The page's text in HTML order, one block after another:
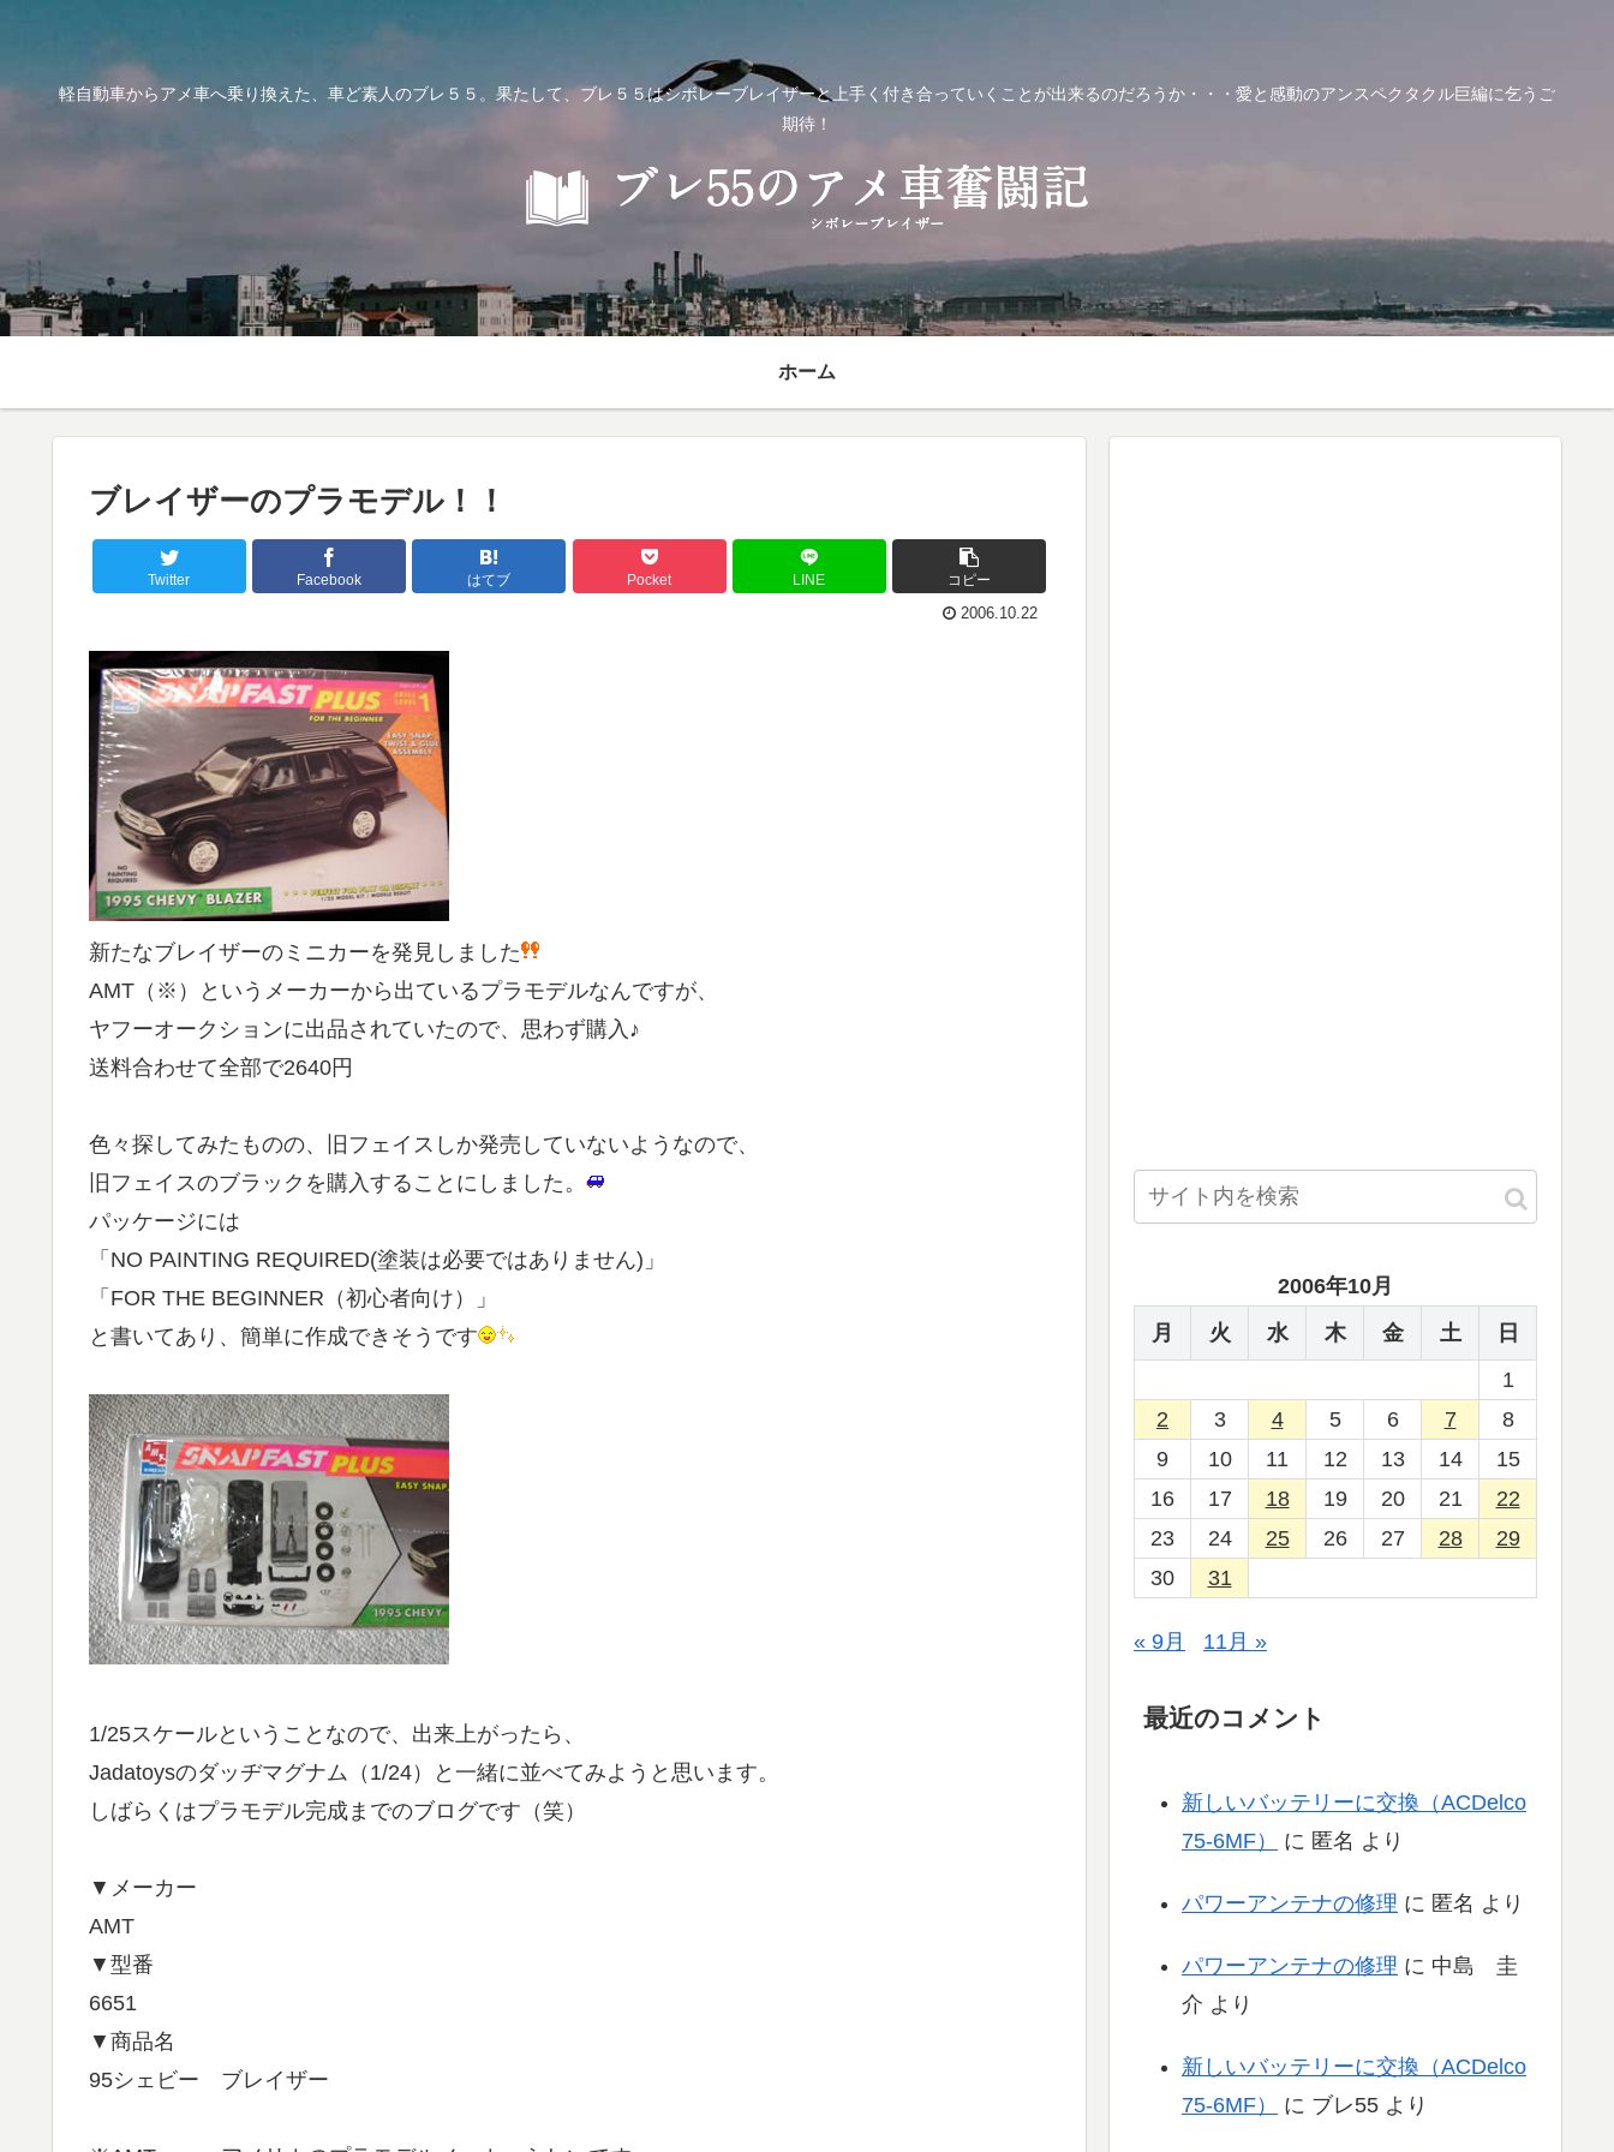
軽自動車からアメ車へ乗り換えた、車ど素人のブレ５５。果たして、ブレ５５はシボレーブレイザーと上手く付き合っていくことが出来るのだろうか・・・愛と感動のアンスペクタクル巨編に乞うご
期待！
ホーム
ブレイザーのプラモデル！！
Twitter Facebook はてブ Pocket LINE コピー
2006.10.22
新たなブレイザーのミニカーを発見しました
AMT（※）というメーカーから出ているプラモデルなんですが、
ヤフーオークションに出品されていたので、思わず購入♪
送料合わせて全部で2640円
色々探してみたものの、旧フェイスしか発売していないようなので、
旧フェイスのブラックを購入することにしました。
パッケージには
「NO PAINTING REQUIRED(塗装は必要ではありません)」
「FOR THE BEGINNER（初心者向け）」
と書いてあり、簡単に作成できそうです
1/25スケールということなので、出来上がったら、
Jadatoysのダッヂマグナム（1/24）と一緒に並べてみようと思います。
しばらくはプラモデル完成までのブログです（笑）
▼メーカー
AMT
▼型番
6651
▼商品名
95シェビー ブレイザー
2006年10月
月
火 水 木 金 土
日
1
2
3 4 5 6 7
8
9
10 11 12 13 14
15
16
17 18 19 20 21
22
23
24 25 26 27 28
29
30
31
« 9月 11月 »
最近のコメント
新しいバッテリーに交換（ACDelco
75-6MF）
に 匿名 より
パワーアンテナの修理 に 匿名 より
パワーアンテナの修理 に 中島 圭
介 より
新しいバッテリーに交換（ACDelco
75-6MF）
に ブレ55 より